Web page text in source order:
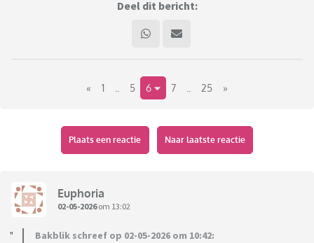
tegendemonstranten dusdanig werden bedreigd dat ze
gebracht. Een aantal demonstranten tegen AZC's waren
volledig hysterisch en hadden echt het idee dat elke
mannelijke asielzoeker een potentiële moordenaar en
verkrachter is. Hoe kan de overheid dit beter regelen. Alle
niet. Maar wat dan wel?
Deel dit bericht:
« 1 5 6 7 25 »
Plaats een reactie Naar laatste reactie
Euphoria
02-05-2026om 13:02
Bakblik schreef op 02-05-2026 om 10:42: